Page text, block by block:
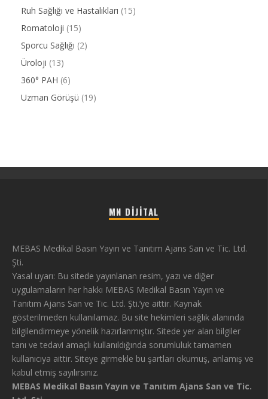
Ruh Sağlığı ve Hastalıkları (15)
Romatoloji (15)
Sporcu Sağlığı (2)
Üroloji (13)
360° PAH (6)
Uzman Görüşü (19)
MN DIJITAL
MEBAS Medikal Basın Yayın ve Tanıtım Ajans San ve Tic. Ltd.
Şti.
Yasal uyarı: Bu sitede yayınlanan resim, yazı ve diğer
uygulamaların her hakkı MEBAS Medikal Basın Yayın ve
Tanıtım Ajans San ve Tic. Ltd. Şti.’ye aittir. Kaynak
gösterilmeden kullanılamaz. Bu site hekimleri sağlık alanında
bilgilendirmeye yönelik hazırlanmıştır. Sitede yer alan bilgiler
tanı ve tedavi amaçlı kullanıldığında sorumluluk tamamen
kullanıcıya aittir. Siteye girmekle bu şartları okumuş, anlamış ve
kabul etmiş sayılırsınız.
MEBAS Medikal Basın Yayın ve Tanıtım Ajans San ve Tic.